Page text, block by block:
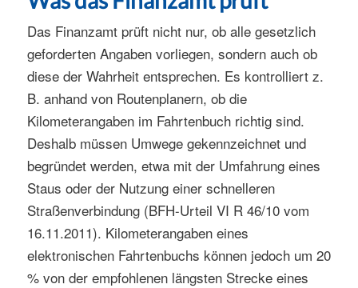
Das Finanzamt prüft nicht nur, ob alle gesetzlich
geforderten Angaben vorliegen, sondern auch ob
diese der Wahrheit entsprechen. Es kontrolliert z.
B. anhand von Routenplanern, ob die
Kilometerangaben im Fahrtenbuch richtig sind.
Deshalb müssen Umwege gekennzeichnet und
begründet werden, etwa mit der Umfahrung eines
Staus oder der Nutzung einer schnelleren
Straßenverbindung (BFH-Urteil VI R 46/10 vom
16.11.2011). Kilometerangaben eines
elektronischen Fahrtenbuchs können jedoch um 20
% von der empfohlenen längsten Strecke eines